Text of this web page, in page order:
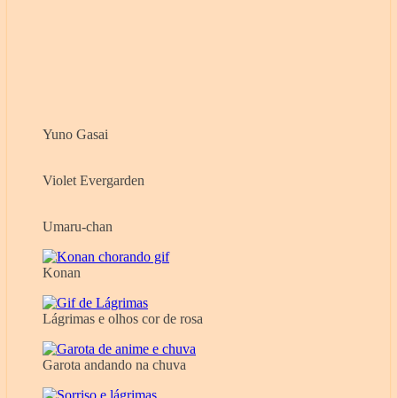
Yuno Gasai
Violet Evergarden
Umaru-chan
Konan
Lágrimas e olhos cor de rosa
Garota andando na chuva